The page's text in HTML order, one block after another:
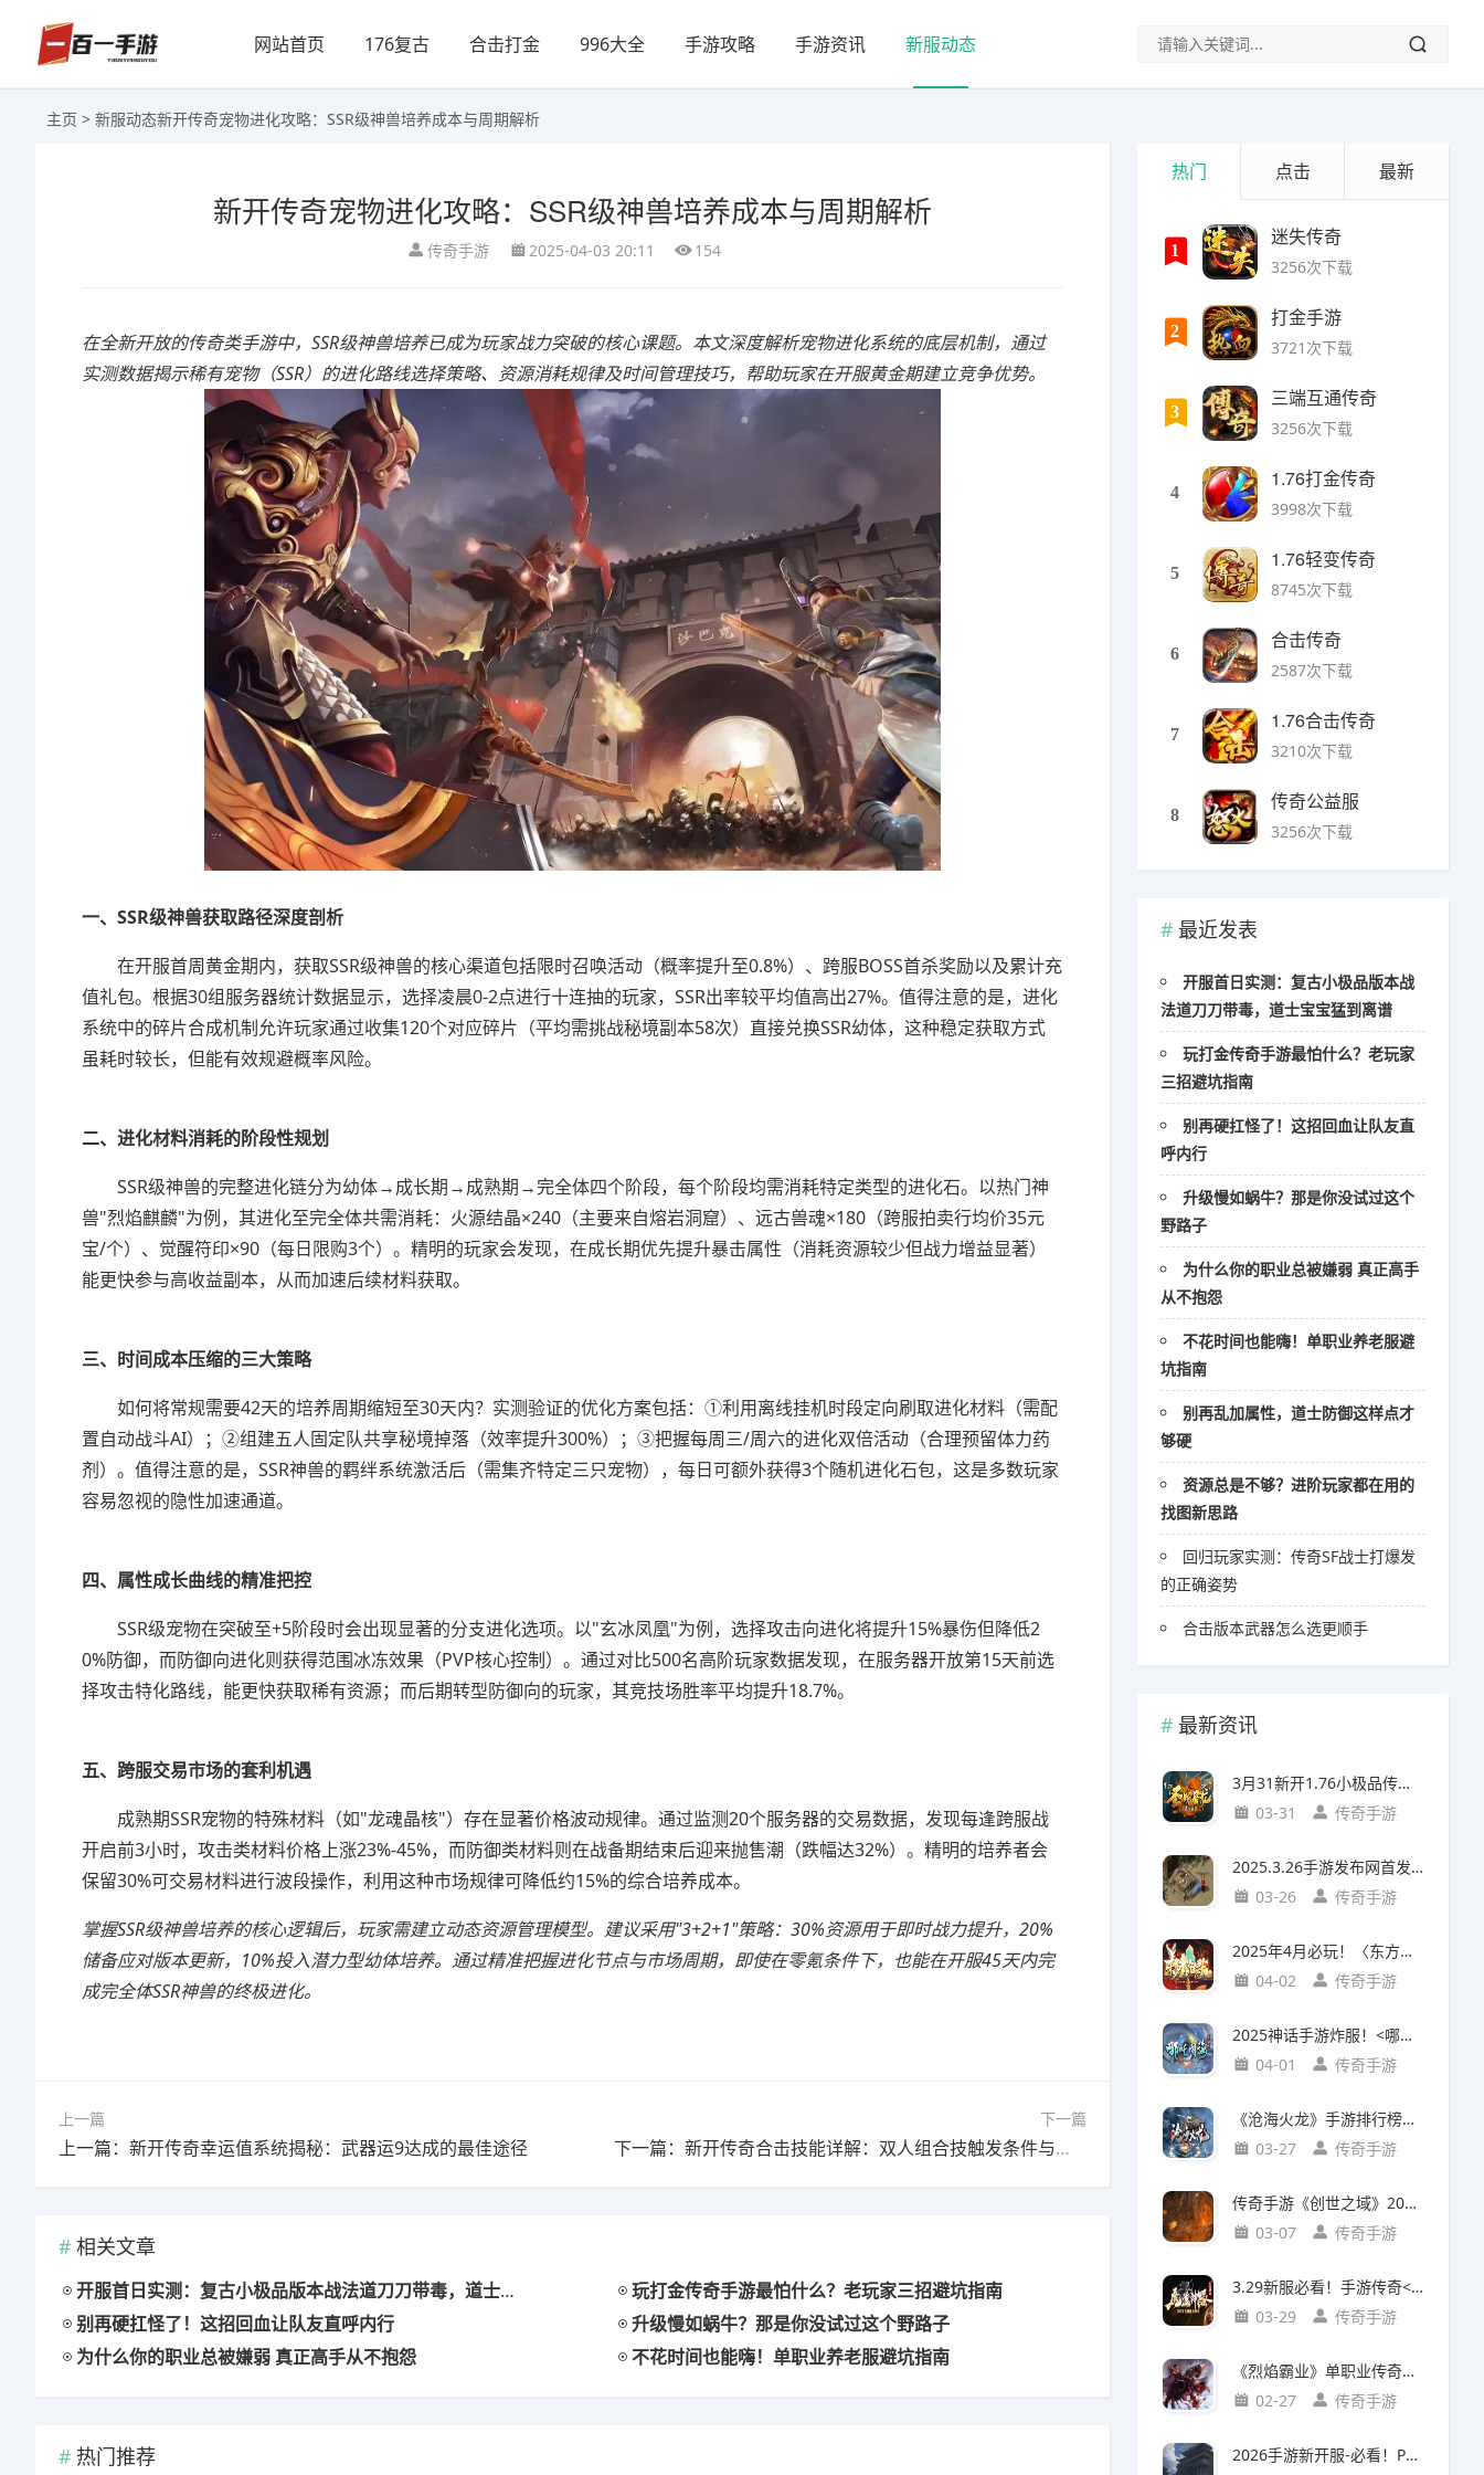
网站首页 176复古 合击打金 996大全 手游攻略 手游资讯 新服动态
主页 > 新服动态新开传奇宠物进化攻略：SSR级神兽培养成本与周期解析
新开传奇宠物进化攻略：SSR级神兽培养成本与周期解析
传奇手游 2025-04-03 20:11 154
在全新开放的传奇类手游中，SSR级神兽培养已成为玩家战力突破的核心课题。本文深度解析宠物进化系统的底层机制，通过
实测数据揭示稀有宠物（SSR）的进化路线选择策略、资源消耗规律及时间管理技巧，帮助玩家在开服黄金期建立竞争优势。
一、SSR级神兽获取路径深度剖析
在开服首周黄金期内，获取SSR级神兽的核心渠道包括限时召唤活动（概率提升至0.8%）、跨服BOSS首杀奖励以及累计充
值礼包。根据30组服务器统计数据显示，选择凌晨0-2点进行十连抽的玩家，SSR出率较平均值高出27%。值得注意的是，进化
系统中的碎片合成机制允许玩家通过收集120个对应碎片（平均需挑战秘境副本58次）直接兑换SSR幼体，这种稳定获取方式
虽耗时较长，但能有效规避概率风险。
二、进化材料消耗的阶段性规划
SSR级神兽的完整进化链分为幼体→成长期→成熟期→完全体四个阶段，每个阶段均需消耗特定类型的进化石。以热门神
兽"烈焰麒麟"为例，其进化至完全体共需消耗：火源结晶×240（主要来自熔岩洞窟）、远古兽魂×180（跨服拍卖行均价35元
宝/个）、觉醒符印×90（每日限购3个）。精明的玩家会发现，在成长期优先提升暴击属性（消耗资源较少但战力增益显著）
能更快参与高收益副本，从而加速后续材料获取。
三、时间成本压缩的三大策略
如何将常规需要42天的培养周期缩短至30天内？实测验证的优化方案包括：①利用离线挂机时段定向刷取进化材料（需配
置自动战斗AI）；②组建五人固定队共享秘境掉落（效率提升300%）；③把握每周三/周六的进化双倍活动（合理预留体力药
剂）。值得注意的是，SSR神兽的羁绊系统激活后（需集齐特定三只宠物），每日可额外获得3个随机进化石包，这是多数玩家
容易忽视的隐性加速通道。
四、属性成长曲线的精准把控
SSR级宠物在突破至+5阶段时会出现显著的分支进化选项。以"玄冰凤凰"为例，选择攻击向进化将提升15%暴伤但降低2
0%防御，而防御向进化则获得范围冰冻效果（PVP核心控制）。通过对比500名高阶玩家数据发现，在服务器开放第15天前选
择攻击特化路线，能更快获取稀有资源；而后期转型防御向的玩家，其竞技场胜率平均提升18.7%。
五、跨服交易市场的套利机遇
成熟期SSR宠物的特殊材料（如"龙魂晶核"）存在显著价格波动规律。通过监测20个服务器的交易数据，发现每逢跨服战
开启前3小时，攻击类材料价格上涨23%-45%，而防御类材料则在战备期结束后迎来抛售潮（跌幅达32%）。精明的培养者会
保留30%可交易材料进行波段操作，利用这种市场规律可降低约15%的综合培养成本。
掌握SSR级神兽培养的核心逻辑后，玩家需建立动态资源管理模型。建议采用"3+2+1"策略：30%资源用于即时战力提升，20%
储备应对版本更新，10%投入潜力型幼体培养。通过精准把握进化节点与市场周期，即使在零氪条件下，也能在开服45天内完
成完全体SSR神兽的终极进化。
上一篇
上一篇：新开传奇幸运值系统揭秘：武器运9达成的最佳途径
下一篇
下一篇：新开传奇合击技能详解：双人组合技触发条件与伤害系数
相关文章
开服首日实测：复古小极品版本战法道刀刀带毒，道士宝宝猛到离谱
玩打金传奇手游最怕什么？老玩家三招避坑指南
别再硬扛怪了！这招回血让队友直呼内行
升级慢如蜗牛？那是你没试过这个野路子
为什么你的职业总被嫌弱 真正高手从不抱怨
不花时间也能嗨！单职业养老服避坑指南
热门推荐
热门 点击 最新
1
迷失传奇
3256次下载
2
打金手游
3721次下载
3
三端互通传奇
3256次下载
4
1.76打金传奇
3998次下载
5
1.76轻变传奇
8745次下载
6
合击传奇
2587次下载
7
1.76合击传奇
3210次下载
8
传奇公益服
3256次下载
最近发表
开服首日实测：复古小极品版本战
法道刀刀带毒，道士宝宝猛到离谱
玩打金传奇手游最怕什么？老玩家
三招避坑指南
别再硬扛怪了！这招回血让队友直
呼内行
升级慢如蜗牛？那是你没试过这个
野路子
为什么你的职业总被嫌弱 真正高手
从不抱怨
不花时间也能嗨！单职业养老服避
坑指南
别再乱加属性，道士防御这样点才
够硬
资源总是不够？进阶玩家都在用的
找图新思路
回归玩家实测：传奇SF战士打爆发
的正确姿势
合击版本武器怎么选更顺手
最新资讯
3月31新开1.76小极品传奇！《圣战屠龙》爆率实测+职业推荐指南
03-31
传奇手游
2025.3.26手游发布网首发：复古传奇经典版本今日原味回归！
03-26
传奇手游
2025年4月必玩！〈东方沉默〉首测评测：老传奇玩家的“沉默”新体验
04-02
传奇手游
2025神话手游炸服！<哪吒闹海>今日登陆新开发布网：开局拆龙宫，散人狂薅龙鳞
04-01
传奇手游
《沧海火龙》手游排行榜第二深度评测：3月新服爆火之谜
03-27
传奇手游
传奇手游《创世之域》2026新服震撼来袭 预约领绝版坐骑
03-07
传奇手游
3.29新服必看！手游传奇<魔道神器>实测：魔武双修+隐藏BOSS一锅端
03-29
传奇手游
《烈焰霸业》单职业传奇首服3月2日提前开服！全新冒险等你开启
02-27
传奇手游
2026手游新开服-必看！PK红名惩罚机制全解析，装备保护有妙招